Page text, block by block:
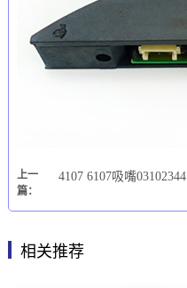
上一
篇：
4107 6107吸嘴03102344
相关推荐